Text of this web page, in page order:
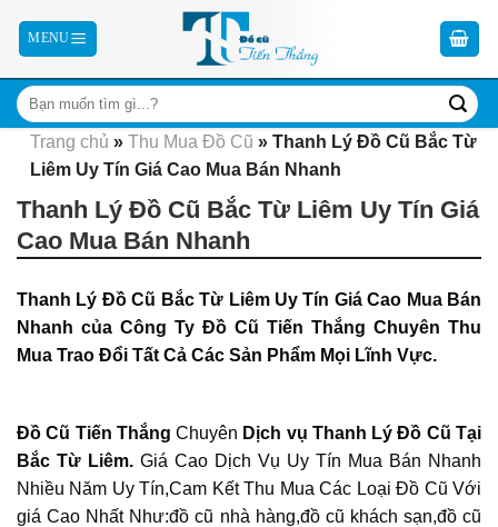
Trang chủ » Thu Mua Đồ Cũ » Thanh Lý Đồ Cũ Bắc Từ
Liêm Uy Tín Giá Cao Mua Bán Nhanh
Thanh Lý Đồ Cũ Bắc Từ Liêm Uy Tín Giá
Cao Mua Bán Nhanh
Thanh Lý Đồ Cũ Bắc Từ Liêm Uy Tín Giá Cao Mua Bán
Nhanh của Công Ty Đồ Cũ Tiến Thắng Chuyên Thu
Mua Trao Đổi Tất Cả Các Sản Phẩm Mọi Lĩnh Vực.
Đồ Cũ Tiến Thắng Chuyên Dịch vụ Thanh Lý Đồ Cũ Tại
Bắc Từ Liêm. Giá Cao Dịch Vụ Uy Tín Mua Bán Nhanh
Nhiều Năm Uy Tín,Cam Kết Thu Mua Các Loại Đồ Cũ Với
giá Cao Nhất Như:đồ cũ nhà hàng,đồ cũ khách sạn,đồ cũ